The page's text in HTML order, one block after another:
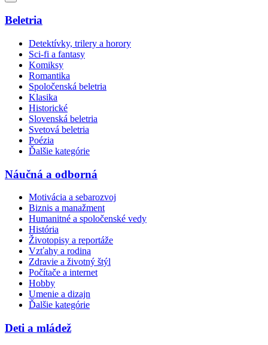
Beletria
Detektívky, trilery a horory
Sci-fi a fantasy
Komiksy
Romantika
Spoločenská beletria
Klasika
Historické
Slovenská beletria
Svetová beletria
Poézia
Ďalšie kategórie
Náučná a odborná
Motivácia a sebarozvoj
Biznis a manažment
Humanitné a spoločenské vedy
História
Životopisy a reportáže
Vzťahy a rodina
Zdravie a životný štýl
Počítače a internet
Hobby
Umenie a dizajn
Ďalšie kategórie
Deti a mládež